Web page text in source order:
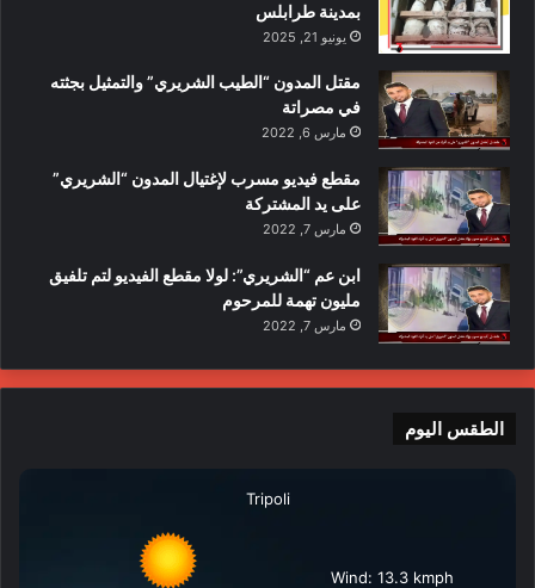
بمدينة طرابلس
يونيو 21, 2025
مقتل المدون “الطيب الشريري” والتمثيل بجثته
في مصراتة
مارس 6, 2022
مقطع فيديو مسرب لإغتيال المدون “الشريري”
على يد المشتركة
مارس 7, 2022
ابن عم “الشريري”: لولا مقطع الفيديو لتم تلفيق
مليون تهمة للمرحوم
مارس 7, 2022
الطقس اليوم
Tripoli
Wind: 13.3 kmph